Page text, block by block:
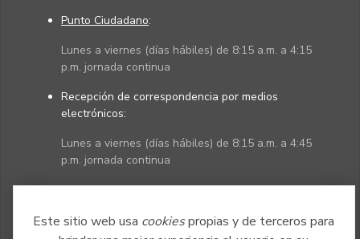
Este sitio web usa cookiespropias y de terceros para
Punto Ciudadano:
Lunes a viernes (días hábiles) de 8:15 a.m. a 4:15
p.m. jornada continua
Recepción de correspondencia por medios
electrónicos:
Lunes a viernes (días hábiles) de 8:15 a.m. a 4:45
p.m. jornada continua